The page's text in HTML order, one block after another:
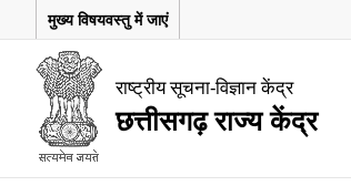
मुख्य विषयवस्तु में जाएं
राष्ट्रीय सूचना-विज्ञान केंद्र
छत्तीसगढ़ राज्य केंद्र